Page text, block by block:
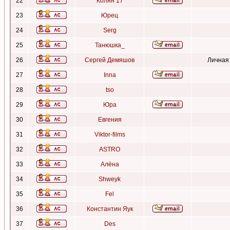
23 Юрец
24 Serg
25 Танюшка_
26 Сергей Демяшов Личная
27 Inna
28 tso
29 Юра
30 Евгения
31 Viktor-films
32 ASTRO
33 Алёна
34 Shweyk
35 Fel
36 Константин Яук
37 Des